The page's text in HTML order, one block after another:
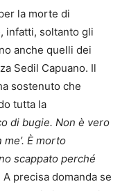
la morte di
infatti, soltanto gli
anche quelli dei
Sedil Capuano. Il
sostenuto che
tutta la
di bugie. Non è vero
È morto
scappato perché
A precisa domanda se